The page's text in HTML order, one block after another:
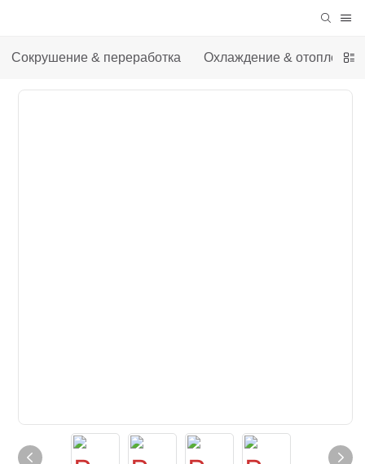
Сокрушение & переработка Охлаждение & отопление